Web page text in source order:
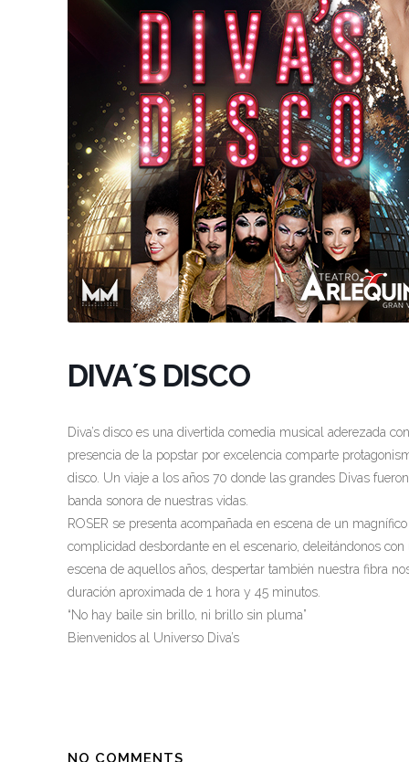
DIVA´S DISCO
Diva’s disco es una divertida comedia musical aderezada
presencia de la popstar por excelencia comparte
disco. Un viaje a los años 70 donde las grandes Divas
banda sonora de nuestras vidas.
ROSER se presenta acompañada en escena de un
complicidad desbordante en el escenario, deleitándonos
escena de aquellos años, despertar también nuestra fibra
duración aproximada de 1 hora y 45 minutos.
“No hay baile sin brillo, ni brillo sin pluma”
Bienvenidos al Universo Diva’s
NO COMMENTS